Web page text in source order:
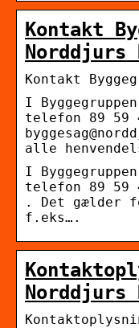
Kontakt
Norddjurs
Kontakt
I
telefon 89 59
alle
I
telefon 89 59
. Det gælder
f.eks….
Norddjurs